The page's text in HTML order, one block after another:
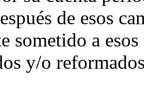
de esos
sometido a
y/o